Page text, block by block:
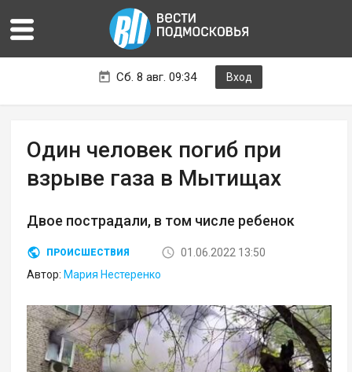
Сб. 8 авг. 09:34 Вход
Один человек погиб при
взрыве газа в Мытищах
Двое пострадали, в том числе ребенок
ПРОИСШЕСТВИЯ
01.06.2022 13:50
Автор: Мария Нестеренко